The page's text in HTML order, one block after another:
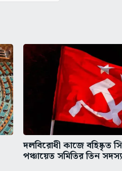
দলবিরোধী কাজে বহিষ্কৃত
পঞ্চায়েত সমিতির তিন সদস্য